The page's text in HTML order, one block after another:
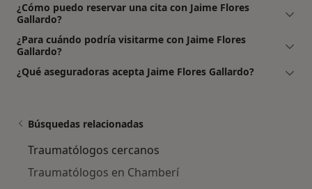
¿Cómo puedo reservar una cita con Jaime Flores
Gallardo?
¿Para cuándo podría visitarme con Jaime Flores
Gallardo?
¿Qué aseguradoras acepta Jaime Flores Gallardo?
Búsquedas relacionadas
Traumatólogos cercanos
Traumatólogos en Chamberí